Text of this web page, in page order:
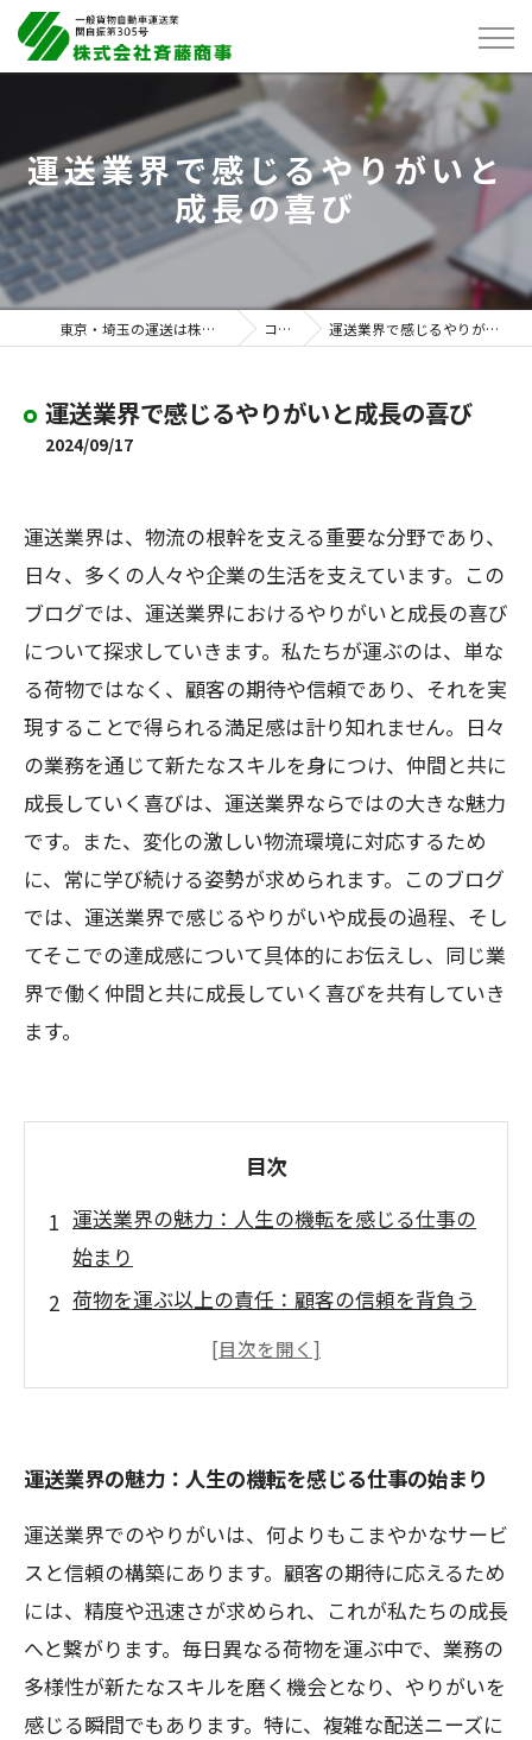
運送業界で感じるやりがいと
成長の喜び
東京・埼玉の運送は株式会社斉藤商事 コラム 運送業界で感じるやりがいと成長の喜び
運送業界で感じるやりがいと成長の喜び
2024/09/17
運送業界は、物流の根幹を支える重要な分野であり、
日々、多くの人々や企業の生活を支えています。この
ブログでは、運送業界におけるやりがいと成長の喜び
について探求していきます。私たちが運ぶのは、単な
る荷物ではなく、顧客の期待や信頼であり、それを実
現することで得られる満足感は計り知れません。日々
の業務を通じて新たなスキルを身につけ、仲間と共に
成長していく喜びは、運送業界ならではの大きな魅力
です。また、変化の激しい物流環境に対応するため
に、常に学び続ける姿勢が求められます。このブログ
では、運送業界で感じるやりがいや成長の過程、そし
てそこでの達成感について具体的にお伝えし、同じ業
界で働く仲間と共に成長していく喜びを共有していき
ます。
目次
運送業界の魅力：人生の機転を感じる仕事の
始まり
荷物を運ぶ以上の責任：顧客の信頼を背負う
仲間との協力が生む喜び：チームワークの力
成功の味わい：毎日の業務から得た成長の証
運送業界での成長：やりがいと達成感を共に
分かち合う
運送業界の魅力：人生の機転を感じる仕事の始まり
運送業界でのやりがいは、何よりもこまやかなサービ
スと信頼の構築にあります。顧客の期待に応えるため
には、精度や迅速さが求められ、これが私たちの成長
へと繋がります。毎日異なる荷物を運ぶ中で、業務の
多様性が新たなスキルを磨く機会となり、やりがいを
感じる瞬間でもあります。特に、複雑な配送ニーズに